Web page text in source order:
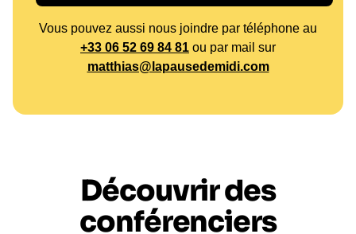
Vous pouvez aussi nous joindre par téléphone au
+33 06 52 69 84 81 ou par mail sur
matthias@lapausedemidi.com
Découvrir des
conférenciers